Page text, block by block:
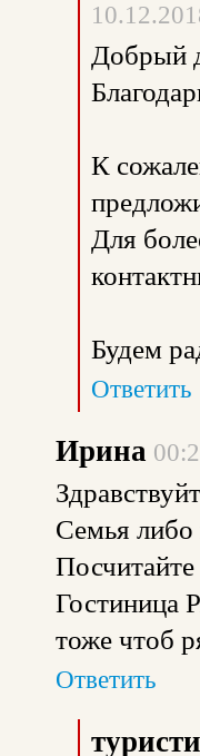
Добрый
К
Для
Будем
Ответить
Ирина
Семья либо
Гостиница
тоже чтоб
Ответить